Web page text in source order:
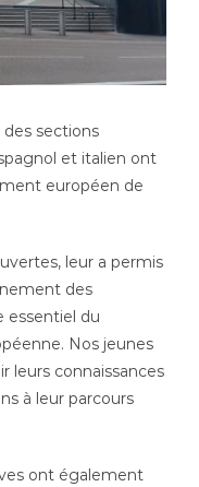
des sections
et italien ont
européen de
leur a permis
des
essentiel du
Nos jeunes
leurs connaissances
à leur parcours
ont également